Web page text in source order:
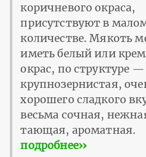
коричневого окраса,
присутствуют в
количестве. Мякоть
иметь белый или
окрас, по структуре —
крупнозернистая,
хорошего сладкого
весьма сочная,
тающая, ароматная.
подробнее››